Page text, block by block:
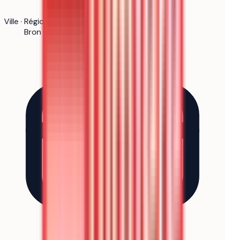
Ville · Région
Bron · Auvergne-Rhône-Alpes